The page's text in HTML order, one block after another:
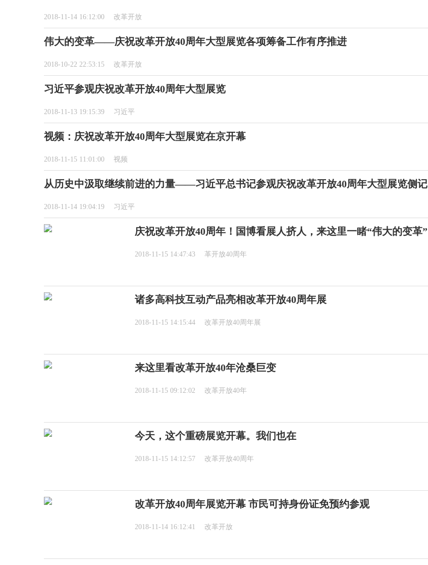
2018-11-14 16:12:00 改革开放
伟大的变革——庆祝改革开放40周年大型展览各项筹备工作有序推进
2018-10-22 22:53:15 改革开放
习近平参观庆祝改革开放40周年大型展览
2018-11-13 19:15:39 习近平
视频：庆祝改革开放40周年大型展览在京开幕
2018-11-15 11:01:00 视频
从历史中汲取继续前进的力量——习近平总书记参观庆祝改革开放40周年大型展览侧记
2018-11-14 19:04:19 习近平
庆祝改革开放40周年！国博看展人挤人，来这里一睹“伟大的变革”
2018-11-15 14:47:43 革开放40周年
诸多高科技互动产品亮相改革开放40周年展
2018-11-15 14:15:44 改革开放40周年展
来这里看改革开放40年沧桑巨变
2018-11-15 09:12:02 改革开放40年
今天，这个重磅展览开幕。我们也在
2018-11-15 14:12:57 改革开放40周年
改革开放40周年展览开幕 市民可持身份证免预约参观
2018-11-14 16:12:41 改革开放